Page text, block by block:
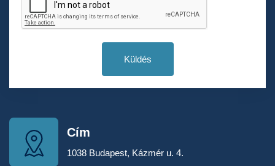
Küldés
Cím
1038 Budapest, Kázmér u. 4.